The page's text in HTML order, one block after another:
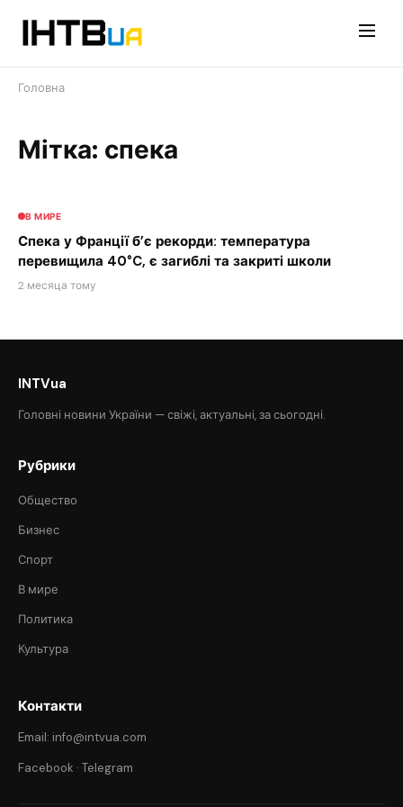
Головна
Мітка: спека
В МИРЕ
Спека у Франції б’є рекорди: температура
перевищила 40°C, є загиблі та закриті школи
2 месяца тому
INTVua
Головні новини України — свіжі, актуальні, за сьогодні.
Рубрики
Общество
Бизнес
Спорт
В мире
Политика
Культура
Контакти
Email: info@intvua.com
Facebook · Telegram